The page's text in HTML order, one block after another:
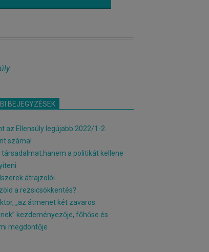
BEJEGYZÉSEK
az Ellensúly legújabb 2022/1-2.
száma!
társadalmat,hanem a politikát kellene
átrajzolói
zöld a rezsicsökkentés?
„az átmenet két zavaros
kezdeményezője, főhőse és
megdöntője